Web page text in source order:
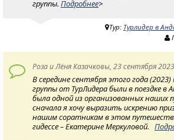
группы. Подробнее>
Тур: Турлидер в
Роза и Лёня Казачковы, 23 сентября 2023
В середине сентября этого года
группы от ТурЛидера были в поездке в
была одной из организованных
сначала я хочу выразить искрению
нашим соратникам в этом
гидессе – Екатерине Меркуловой.